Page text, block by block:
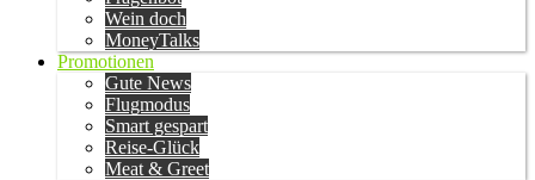
Wein doch
MoneyTalks
Promotionen
Gute News
Flugmodus
Smart gespart
Reise-Glück
Meat & Greet